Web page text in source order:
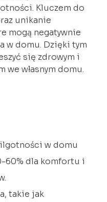
Kluczem do
unikanie
mogą negatywnie
w domu. Dzięki tym
się zdrowym i
własnym domu.
w domu
60% dla komfortu i
takie jak